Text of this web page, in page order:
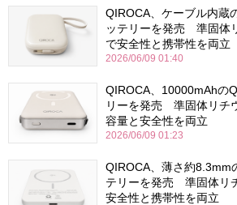
QIROCA、ケーブル内蔵
ッテリーを発売 準固体
で安全性と携帯性を両立
2026/06/09 01:40
QIROCA、10000mAhの
リーを発売 準固体リチ
容量と安全性を両立
2026/06/09 01:23
QIROCA、薄さ約8.3mm
テリーを発売 準固体リ
安全性と携帯性を両立